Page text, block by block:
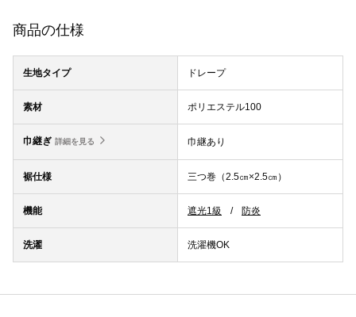
商品の仕様
生地タイプ ドレープ
素材 ポリエステル100
巾継ぎ 詳細を見る 巾継あり
裾仕様 三つ巻（2.5㎝×2.5㎝）
機能 遮光1級 防炎
洗濯 洗濯機OK